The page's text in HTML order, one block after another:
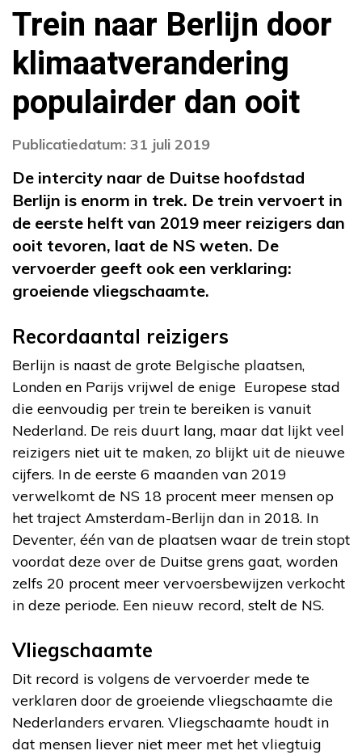
Trein naar Berlijn door
klimaatverandering
populairder dan ooit
Publicatiedatum: 31 juli 2019
De intercity naar de Duitse hoofdstad
Berlijn is enorm in trek. De trein vervoert in
de eerste helft van 2019 meer reizigers dan
ooit tevoren, laat de NS weten. De
vervoerder geeft ook een verklaring:
groeiende vliegschaamte.
Recordaantal reizigers
Berlijn is naast de grote Belgische plaatsen,
Londen en Parijs vrijwel de enige Europese stad
die eenvoudig per trein te bereiken is vanuit
Nederland. De reis duurt lang, maar dat lijkt veel
reizigers niet uit te maken, zo blijkt uit de nieuwe
cijfers. In de eerste 6 maanden van 2019
verwelkomt de NS 18 procent meer mensen op
het traject Amsterdam-Berlijn dan in 2018. In
Deventer, één van de plaatsen waar de trein stopt
voordat deze over de Duitse grens gaat, worden
zelfs 20 procent meer vervoersbewijzen verkocht
in deze periode. Een nieuw record, stelt de NS.
Vliegschaamte
Dit record is volgens de vervoerder mede te
verklaren door de groeiende vliegschaamte die
Nederlanders ervaren. Vliegschaamte houdt in
dat mensen liever niet meer met het vliegtuig